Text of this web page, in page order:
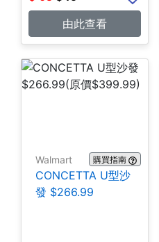
由此查看
Walmart 購買指南
CONCETTA U型沙
發 $266.99